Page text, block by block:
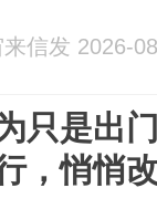
来信发 2026-
只是出
，悄悄